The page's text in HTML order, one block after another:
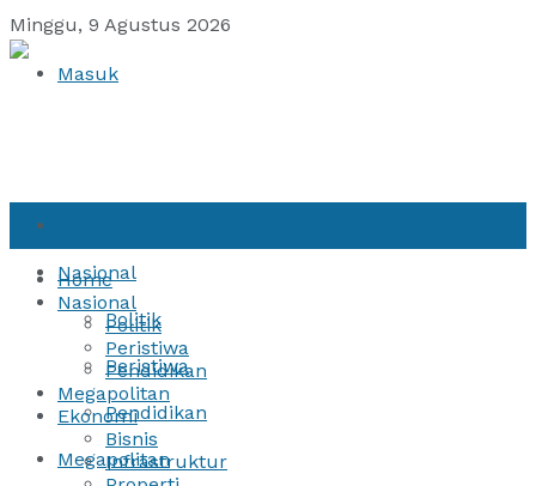
Minggu, 9 Agustus 2026
Masuk
Nasional
Politik
Peristiwa
Pendidikan
Megapolitan
Home
Nasional
Politik
Peristiwa
Pendidikan
Megapolitan
Ekonomi
Bisnis
Infrastruktur